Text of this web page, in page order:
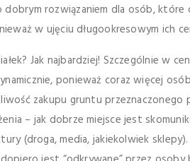
dobrym rozwiązaniem dla osób,
w ujęciu długookresowym ich
Jak najbardziej! Szczególnie w
ponieważ coraz więcej
zakupu gruntu
– jak dobrze miejsce jest
(droga, media, jakiekolwiek